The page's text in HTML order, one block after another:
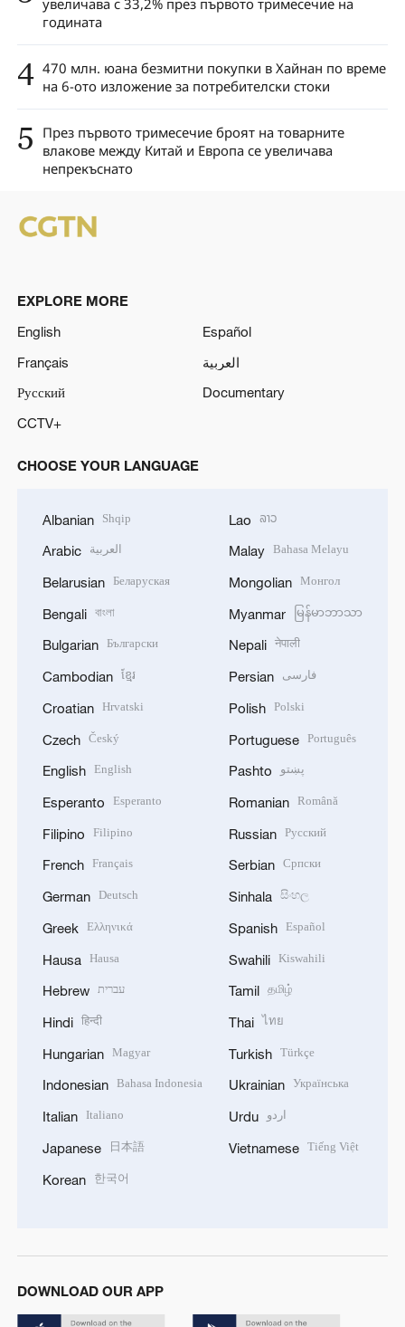
увеличава с 33,2% през първото тримесечие на
годината
4 470 млн. юана безмитни покупки в Хайнан по време
на 6-ото изложение за потребителски стоки
5 През първото тримесечие броят на товарните
влакове между Китай и Европа се увеличава
непрекъснато
EXPLORE MORE
English
Español
Français
العربية
Русский
Documentary
CCTV+
CHOOSE YOUR LANGUAGE
Albanian Shqip
Arabic العربية
Belarusian Беларуская
Bengali বাংলা
Bulgarian Български
Cambodian ខ្មែរ
Croatian Hrvatski
Czech Český
English English
Esperanto Esperanto
Filipino Filipino
French Français
German Deutsch
Greek Ελληνικά
Hausa Hausa
Hebrew עברית
Hindi हिन्दी
Hungarian Magyar
Indonesian Bahasa Indonesia
Italian Italiano
Japanese 日本語
Korean 한국어
Lao ລາວ
Malay Bahasa Melayu
Mongolian Монгол
Myanmar မြန်မာဘာသာ
Nepali नेपाली
Persian فارسی
Polish Polski
Portuguese Português
Pashto پښتو
Romanian Română
Russian Русский
Serbian Српски
Sinhala සිංහල
Spanish Español
Swahili Kiswahili
Tamil தமிழ்
Thai ไทย
Turkish Türkçe
Ukrainian Українська
Urdu اردو
Vietnamese Tiếng Việt
DOWNLOAD OUR APP